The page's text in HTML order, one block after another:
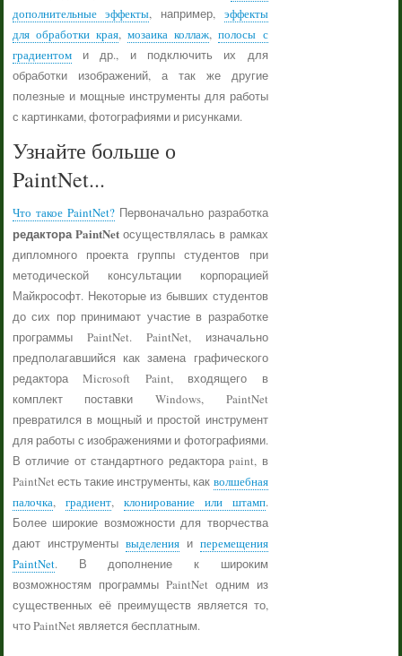
дополнительные эффекты, например, эффекты
для обработки края,мозаика коллаж,полосы с
градиентоми др., и подключить их для
обработки изображений, а так же другие
полезные и мощные инструменты для работы
с картинками, фотографиями и рисунками.
Узнайте больше о
PaintNet...
Что такое PaintNet?Первоначально разработка
редактора PaintNet осуществлялась в рамках
дипломного проекта группы студентов при
методической консультации корпорацией
Майкрософт. Некоторые из бывших студентов
до сих пор принимают участие в разработке
программы PaintNet. PaintNet, изначально
предполагавшийся как замена графического
редактора Microsoft Paint, входящего в
комплект поставки Windows, PaintNet
превратился в мощный и простой инструмент
для работы с изображениями и фотографиями.
В отличие от стандартного редактора paint, в
PaintNet есть такие инструменты, как волшебная
палочка, градиент, клонирование или штамп.
Более широкие возможности для творчества
дают инструменты выделенияи перемещения
PaintNet. В дополнение к широким
возможностям программы PaintNet одним из
существенных её преимуществ является то,
что PaintNet является бесплатным.